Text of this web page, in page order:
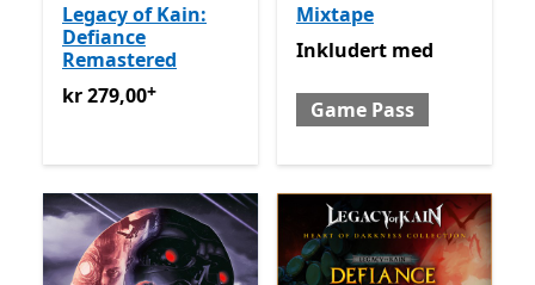
Legacy of Kain:
Defiance
Remastered
kr 279,00Tilbyr kjøp i appen
kr 279,00+
Mixtape
Inkludert med Game Pass
Inkludert med
Game Pass